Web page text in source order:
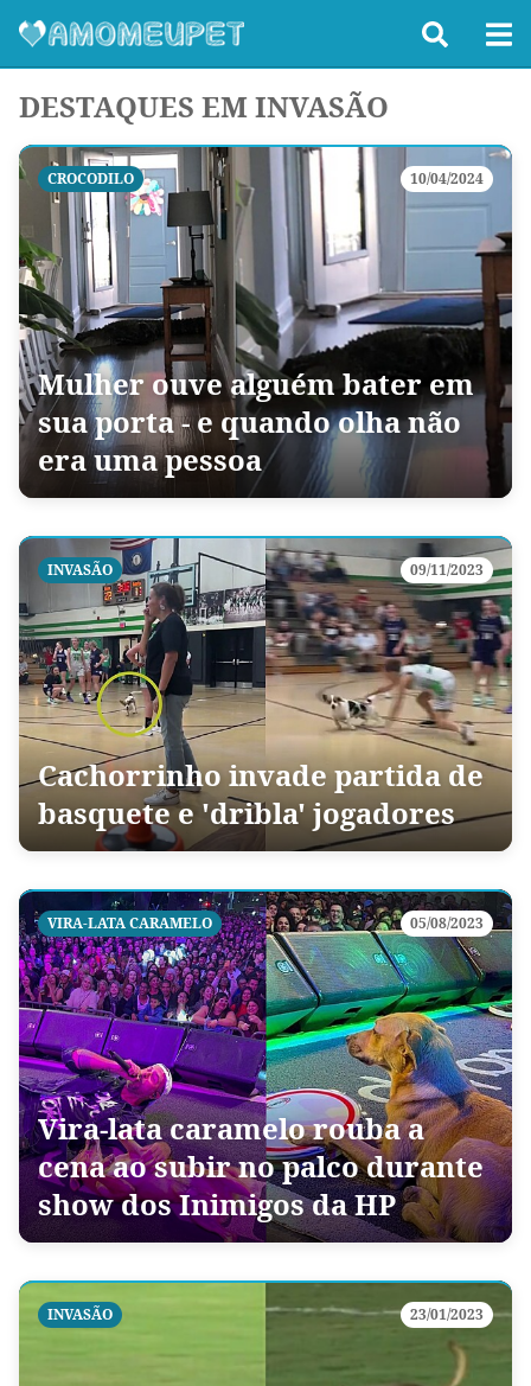
DESTAQUES EM INVASÃO
CROCODILO 10/04/2024
Mulher ouve alguém bater em
sua porta - e quando olha não
era uma pessoa
INVASÃO 09/11/2023
Cachorrinho invade partida de
basquete e 'dribla' jogadores
VIRA-LATA CARAMELO 05/08/2023
Vira-lata caramelo rouba a
cena ao subir no palco durante
show dos Inimigos da HP
INVASÃO 23/01/2023